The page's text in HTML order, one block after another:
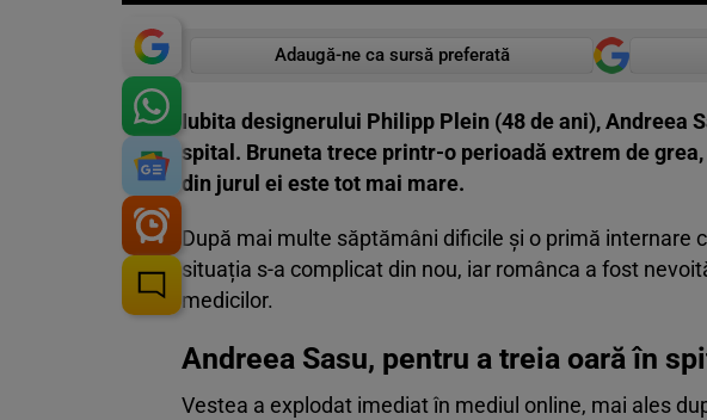
Adaugă-ne ca sursă preferată
Iubita designerului Philipp Plein (48 de ani), Andreea
spital. Bruneta trece printr-o perioadă extrem de
din jurul ei este tot mai mare.
După mai multe săptămâni dificile și o primă internare
situația s-a complicat din nou, iar românca a fost
medicilor.
Andreea Sasu, pentru a treia oară în
Vestea a explodat imediat în mediul online, mai ales